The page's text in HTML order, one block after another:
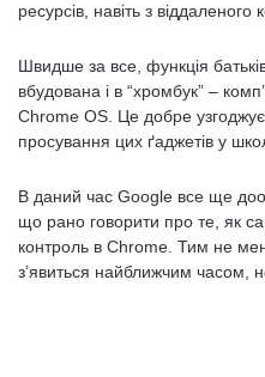
ресурсів, навіть з віддаленого
Швидше за все, функція
вбудована і в “хромбук” –
Chrome OS. Це добре
просування цих ґаджетів у
В даний час Google все ще
що рано говорити про те, як
контроль в Chrome. Тим не
з’явиться найближчим часом,